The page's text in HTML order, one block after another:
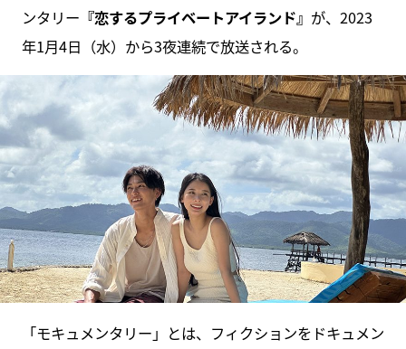
ンタリー 『恋するプライベートアイランド』 が、2023
年1月4日（水）から3夜連続で放送される。
「モキュメンタリー」とは、フィクションをドキュメン